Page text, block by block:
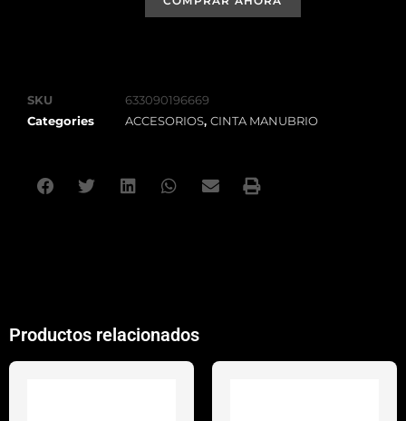
SKU
633090196669
Categories
ACCESORIOS, CINTA MANUBRIO
Productos relacionados